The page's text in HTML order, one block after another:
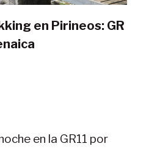
en Pirineos: GR
en la GR11 por